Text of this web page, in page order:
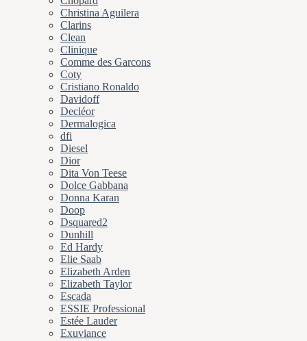
Christina Aguilera
Clarins
Clean
Clinique
Comme des Garcons
Coty
Cristiano Ronaldo
Davidoff
Decléor
Dermalogica
dfi
Diesel
Dior
Dita Von Teese
Dolce Gabbana
Donna Karan
Doop
Dsquared2
Dunhill
Ed Hardy
Elie Saab
Elizabeth Arden
Elizabeth Taylor
Escada
ESSIE Professional
Estée Lauder
Exuviance